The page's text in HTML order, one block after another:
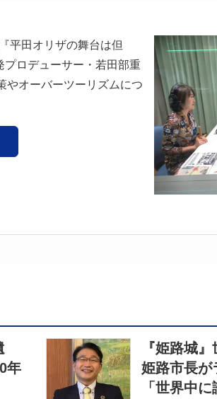
平田オリザの舞台は但
ロデューサー・若田部重
やオーバーツーリズムにつ
年
『姫路城
姫路市長
「世界中